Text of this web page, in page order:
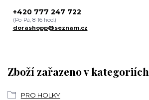
Zboží zařazeno v kategoriích
PRO HOLKY
+420 777 247 722
(Po-Pá, 8-16 hod.)
dorashopp@seznam.cz